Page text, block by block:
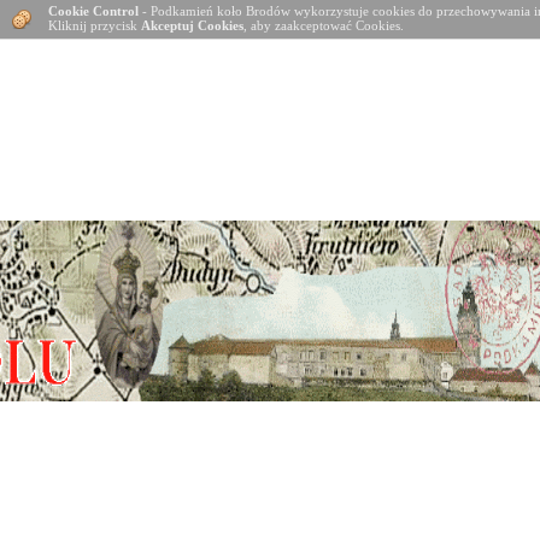
Cookie Control - Podkamień koło Brodów wykorzystuje cookies do
Kliknij przycisk Akceptuj Cookies , aby zaakceptować Cookies.